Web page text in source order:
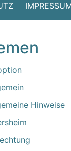
Hinweise